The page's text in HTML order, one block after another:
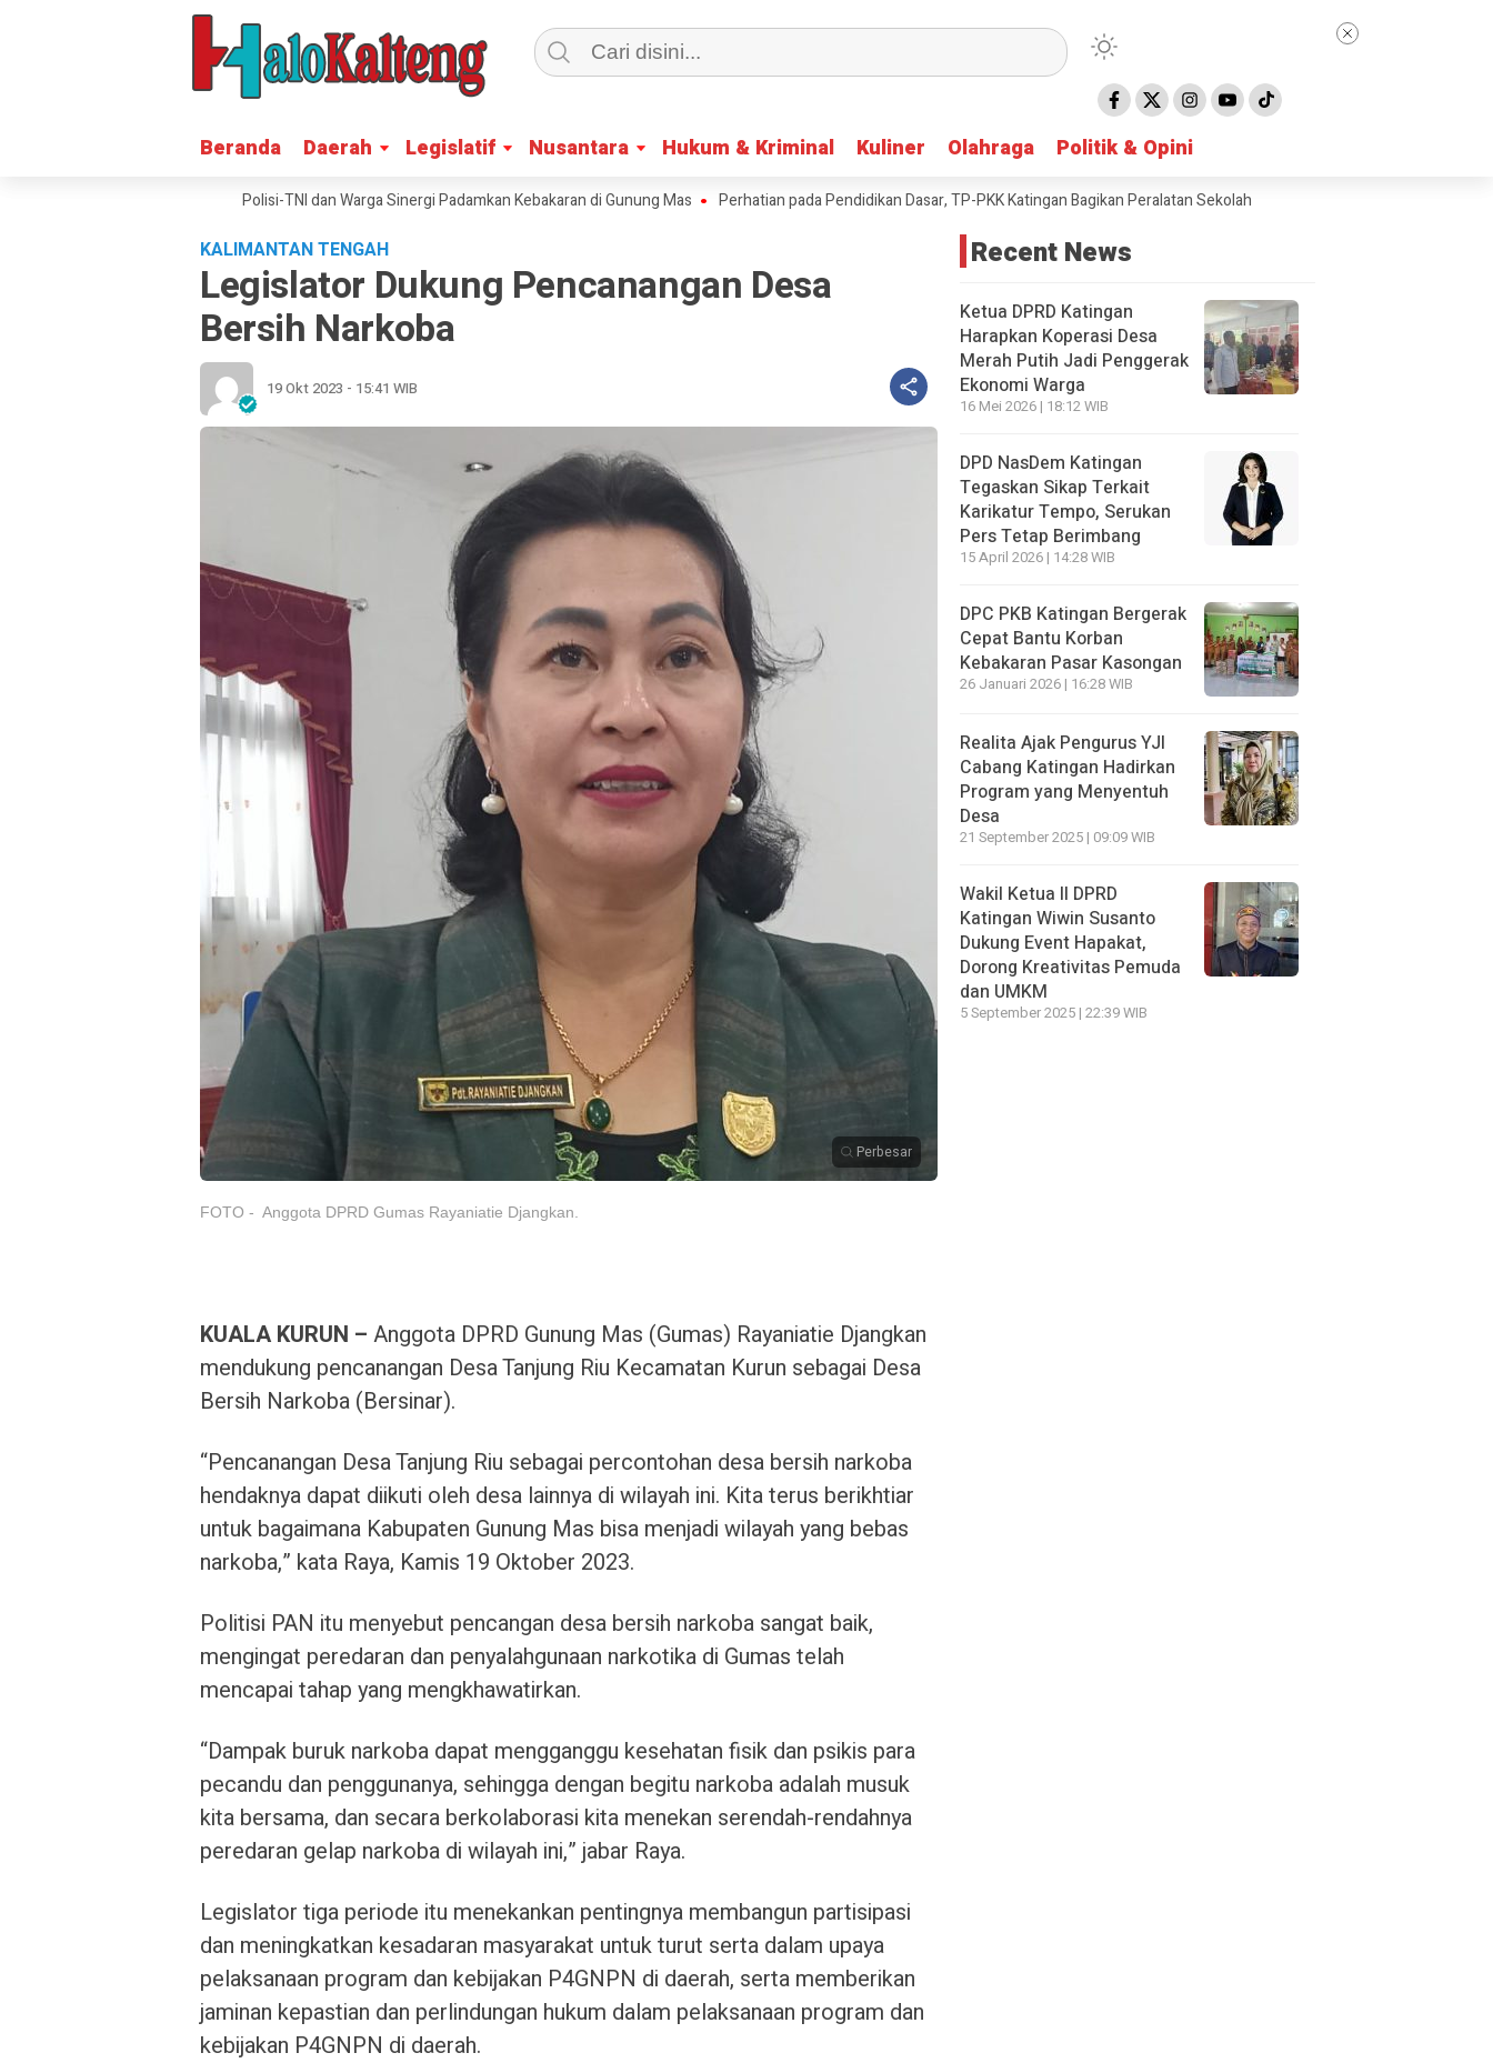
Beranda Daerah Legislatif Nusantara Hukum & Kriminal Kuliner Olahraga Politik & Opini
Beranda Daerah Legislatif Nusantara Hukum & Kriminal Kuliner Olahraga Politik & Opini
Warga Petak Bahandang, Polisi-TNI dan Warga Sinergi Padamkan Kebakaran di Gunung Mas Perhatian pada Pendidikan Dasar, TP-PKK Katingan Bagikan Peralatan Sekolah untuk Siswa SD
KALIMANTAN TENGAH
Legislator Dukung Pencanangan Desa
Bersih Narkoba
19 Okt 2023 - 15:41 WIB
Perbesar
FOTO - Anggota DPRD Gumas Rayaniatie Djangkan.
KUALA KURUN – Anggota DPRD Gunung Mas (Gumas) Rayaniatie Djangkan
mendukung pencanangan Desa Tanjung Riu Kecamatan Kurun sebagai Desa
Bersih Narkoba (Bersinar).
“Pencanangan Desa Tanjung Riu sebagai percontohan desa bersih narkoba
hendaknya dapat diikuti oleh desa lainnya di wilayah ini. Kita terus berikhtiar
untuk bagaimana Kabupaten Gunung Mas bisa menjadi wilayah yang bebas
narkoba,” kata Raya, Kamis 19 Oktober 2023.
Politisi PAN itu menyebut pencangan desa bersih narkoba sangat baik,
mengingat peredaran dan penyalahgunaan narkotika di Gumas telah
mencapai tahap yang mengkhawatirkan.
“Dampak buruk narkoba dapat mengganggu kesehatan fisik dan psikis para
pecandu dan penggunanya, sehingga dengan begitu narkoba adalah musuk
kita bersama, dan secara berkolaborasi kita menekan serendah-rendahnya
peredaran gelap narkoba di wilayah ini,” jabar Raya.
Legislator tiga periode itu menekankan pentingnya membangun partisipasi
dan meningkatkan kesadaran masyarakat untuk turut serta dalam upaya
pelaksanaan program dan kebijakan P4GNPN di daerah, serta memberikan
jaminan kepastian dan perlindungan hukum dalam pelaksanaan program dan
kebijakan P4GNPN di daerah.
Recent News
Ketua DPRD Katingan
Harapkan Koperasi Desa
Merah Putih Jadi Penggerak
Ekonomi Warga
16 Mei 2026 | 18:12 WIB
DPD NasDem Katingan
Tegaskan Sikap Terkait
Karikatur Tempo, Serukan
Pers Tetap Berimbang
15 April 2026 | 14:28 WIB
DPC PKB Katingan Bergerak
Cepat Bantu Korban
Kebakaran Pasar Kasongan
26 Januari 2026 | 16:28 WIB
Realita Ajak Pengurus YJI
Cabang Katingan Hadirkan
Program yang Menyentuh
Desa
21 September 2025 | 09:09 WIB
Wakil Ketua II DPRD
Katingan Wiwin Susanto
Dukung Event Hapakat,
Dorong Kreativitas Pemuda
dan UMKM
5 September 2025 | 22:39 WIB